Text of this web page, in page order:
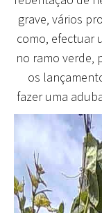
grave, vários
como, efectuar
no ramo verde,
os
fazer uma